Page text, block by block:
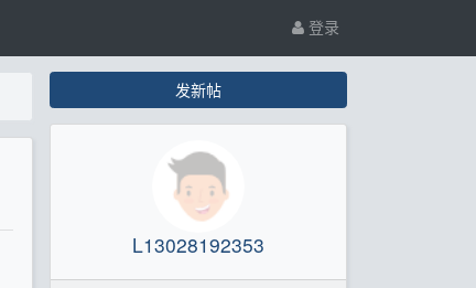
登录
发新帖
L13028192353